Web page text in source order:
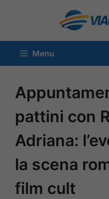
contenuto
Menu
pattini con
Adriana:
la scena
film cult